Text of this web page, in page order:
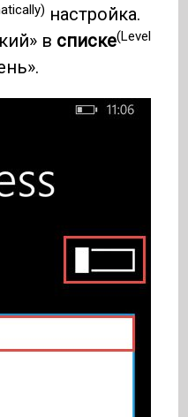
настройка.
в списке(Level